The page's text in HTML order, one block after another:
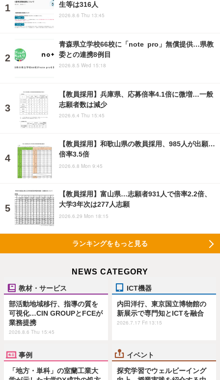
生等は316人
2026.8.6 Thu 13:45
青森県立学校66校に「note pro」無償提供…県教
委との連携8例目
2026.8.5 Wed 15:18
【教員採用】兵庫県、応募倍率4.1倍に微増…一般
志願者数は減少
2026.6.4 Thu 15:45
【教員採用】和歌山県の教員採用、985人が出願…
倍率3.5倍
2026.6.8 Mon 9:45
【教員採用】富山県…志願者931人で倍率2.2倍、
大学3年次は277人志願
2026.6.29 Mon 18:15
ランキングをもっと見る
NEWS CATEGORY
教材・サービス
部活動地域移行、指導の質を
可視化…CIN GROUPとFCEが
業務提携
2026.8.6 Thu 15:45
ICT機器
内田洋行、東京国立博物館の
新展示で専門知とICTを融合
2026.7.17 Fri 13:15
事例
「地方・単科」の室蘭工業大
イベント
探究学習でウェルビーイング